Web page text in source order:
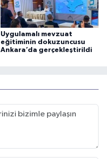
Uygulamalı mevzuat
eğitiminin dokuzuncusu
Ankara’da gerçekleştirildi